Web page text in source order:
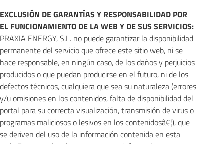
EXCLUSIÓN DE GARANTÍAS Y RESPONSABILIDAD POR
EL FUNCIONAMIENTO DE LA WEB Y DE SUS SERVICIOS:
PRAXIA ENERGY, S.L. no puede garantizar la disponibilidad
permanente del servicio que ofrece este sitio web, ni se
hace responsable, en ningún caso, de los daños y perjuicios
producidos o que puedan producirse en el futuro, ni de los
defectos técnicos, cualquiera que sea su naturaleza (errores
y/u omisiones en los contenidos, falta de disponibilidad del
portal para su correcta visualización, transmisión de virus o
programas maliciosos o lesivos en los contenidosâ€¦), que
se deriven del uso de la información contenida en esta